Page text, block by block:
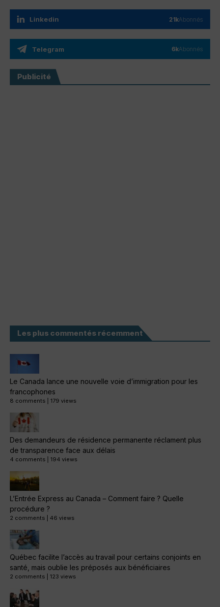
Linkedin 21kAbonnés
Telegram 6kAbonnés
Publicité
Les plus commentés récemment
Le Canada lance une nouvelle voie d’immigration pour les
francophones
8 comments 179 views
Des demandeurs de résidence permanente réclament plus
de transparence face aux délais
4 comments 194 views
L’Entrée Express au Canada – Comment faire ? Quelle
procédure ?
2 comments 46 views
Québec facilite l’accès au travail pour certains conjoints en
santé, mais oublie les préposés aux bénéficiaires
2 comments 123 views